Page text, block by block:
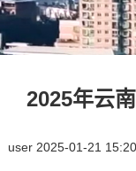
2025年云
user 2025-01-21